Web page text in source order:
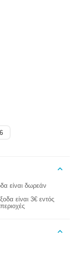
είναι δωρεάν
είναι 3€ εντός